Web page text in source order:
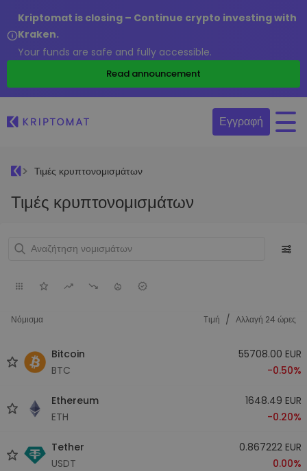
Kriptomat is closing – Continue crypto investing with
Kraken.
Your funds are safe and fully accessible.
Read announcement
Εγγραφή
Τιμές κρυπτονομισμάτων
Τιμές κρυπτονομισμάτων
Νόμισμα Tιμή / Αλλαγή 24 ώρες
Bitcoin
BTC
55708.00 EUR
-0.50%
Ethereum
ETH
1648.49 EUR
-0.20%
Tether
USDT
0.867222 EUR
0.00%